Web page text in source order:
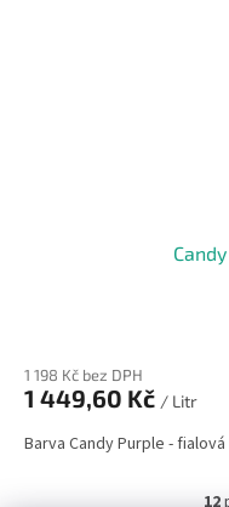
1 198 Kč bez DPH
1 449,60 Kč / Litr
Barva Candy Purple -